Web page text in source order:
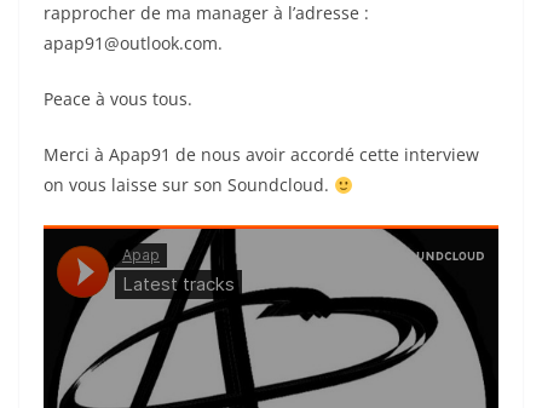
rapprocher de ma manager à l’adresse :
apap91@outlook.com.
Peace à vous tous.
Merci à Apap91 de nous avoir accordé cette interview
on vous laisse sur son Soundcloud.